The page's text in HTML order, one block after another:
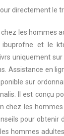
directement le
les hommes
et le
uniquement
Assistance en
sur
Il est conçu
chez les
pour
hommes